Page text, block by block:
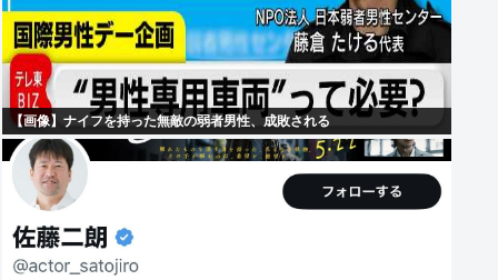
【画像】ナイフを持った無敵の弱者男性、成敗される